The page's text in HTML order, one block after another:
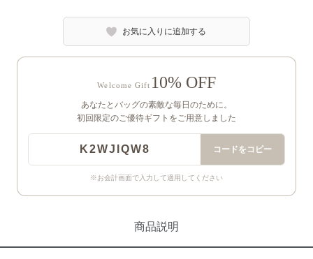
お気に入りに追加する
Welcome Gift 10% OFF
あなたとバッグの素敵な毎日のために。
初回限定のご優待ギフトをご用意しました
K2WJIQW8 コードをコピー
※お会計画面で入力して適用してください
商品説明